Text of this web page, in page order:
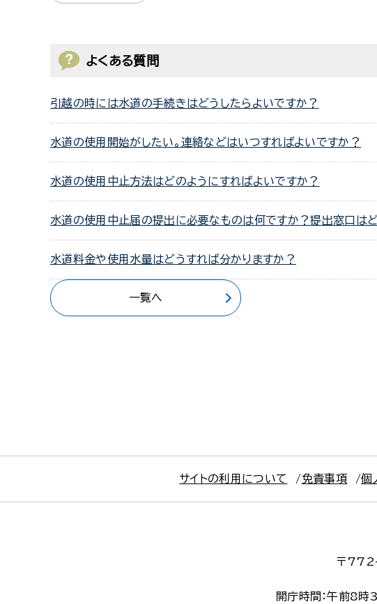
よくある質問
引越の時には水道の手続きはどうしたらよいですか？
水道の使用開始がしたい。連絡などはいつすればよいですか？
水道の使用中止方法はどのようにすればよいですか？
水道の使用中止届の提出に必要なものは何ですか？提出窓口は
水道料金や使用水量はどうすれば分かりますか？
一覧へ
サイトの利用について 免責事項 個
〒
開庁時間：午前8